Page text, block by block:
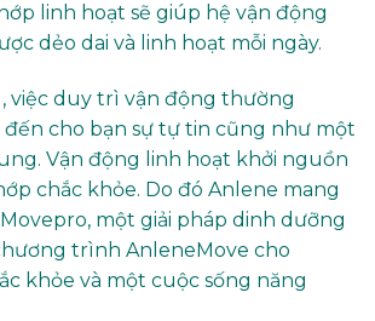
linh hoạt sẽ giúp hệ vận động
dẻo dai và linh hoạt mỗi ngày.
việc duy trì vận động thường
đến cho bạn sự tự tin cũng như một
Vận động linh hoạt khởi nguồn
chắc khỏe. Do đó Anlene mang
một giải pháp dinh dưỡng
trình AnleneMove cho
khỏe và một cuộc sống năng